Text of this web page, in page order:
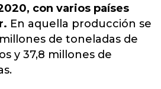
con varios países
En aquella producción se
de toneladas de
y 37,8 millones de